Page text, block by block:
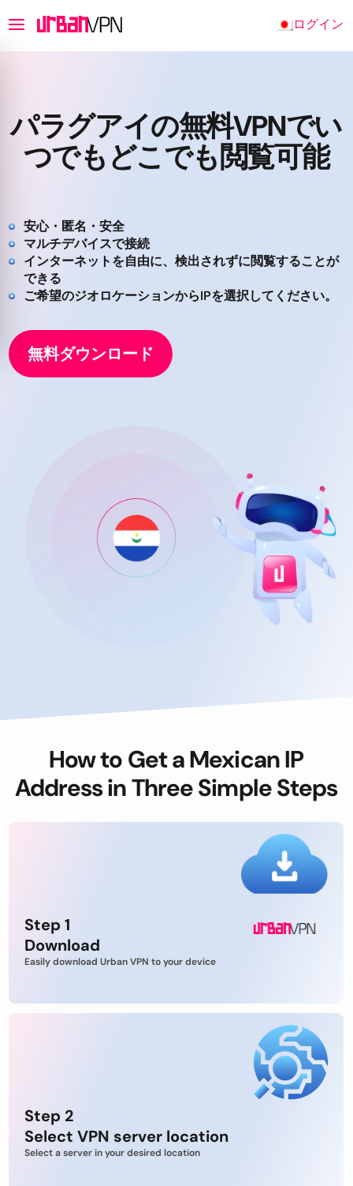
ログイン
パラグアイの無料VPNでい
つでもどこでも閲覧可能
安心・匿名・安全
マルチデバイスで接続
インターネットを自由に、検出されずに閲覧することが
できる
ご希望のジオロケーションからIPを選択してください。
無料ダウンロード
How to Get a Mexican IP
Address in Three Simple Steps
Step 1
Download
Easily download Urban VPN to your device
Step 2
Select VPN server location
Select a server in your desired location